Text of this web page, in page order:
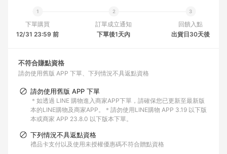
下單購買
12/31 23:59 前
訂單成立通知
下單後1天內
回饋入點
出貨日30天後
不符合賺點資格
請勿使用舊版 APP 下單 下列情況不具返點資格
請勿使用舊版 APP 下單
＊如透過 LINE 購物進入商家APP下單，請確保您已更新至最新版
本的LINE購物及商家APP。＊請勿使用LINE購物 APP 3.19 以下版
本或商家 APP 23.8.0 以下版本下單。
下列情況不具返點資格
禮品卡支付以及使用未授權優惠碼不符合贈點資格